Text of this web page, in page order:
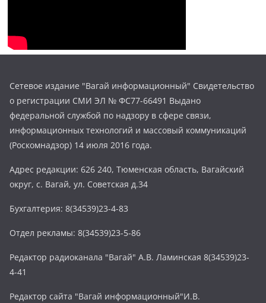
Сетевое издание "Вагай информационный" Свидетельство
о регистрации СМИ ЭЛ № ФС77-66491 Выдано
федеральной службой по надзору в сфере связи,
информационных технологий и массовый коммуникаций
(Роскомнадзор) 14 июля 2016 года.
Адрес редакции: 626 240, Тюменская область, Вагайский
округ, с. Вагай, ул. Советская д.34
Бухгалтерия: 8(34539)23-4-83
Отдел рекламы: 8(34539)23-5-86
Редактор радиоканала "Вагай" А.В. Ламинская 8(34539)23-
4-41
Редактор сайта "Вагай информационный"И.В.